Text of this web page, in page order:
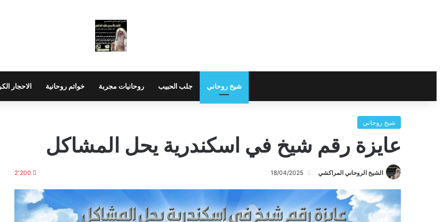
شيخ روحاني جلب الحبيب روحانيات مجربة خواتم روحانية الاحجار
شيخ روحاني
عايزة رقم شيخ في اسكندرية يحل المشاكل
الشيخ الروحاني المراكشي 18/04/2025 2٬200